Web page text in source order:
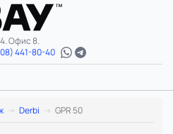
Офис 8.
441-80-40
Derbi
GPR 50